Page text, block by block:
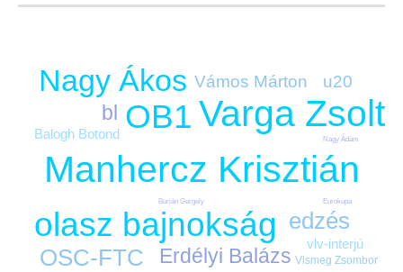
Manhercz Krisztián
Varga Zsolt
OB1
olasz bajnokság
Nagy Ákos
edzés
OSC-FTC
bl
Erdélyi Balázs
u20
Vámos Márton
Balogh Botond
vlv-interjú
Vismeg Zsombor
Burián Gergely Eurokupa
Nagy Ádám